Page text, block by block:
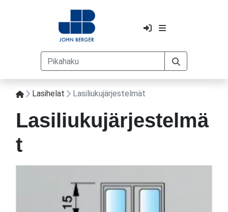
Lasihelat Lasiliukujärjestelmät
Lasiliukujärjestelmä
t